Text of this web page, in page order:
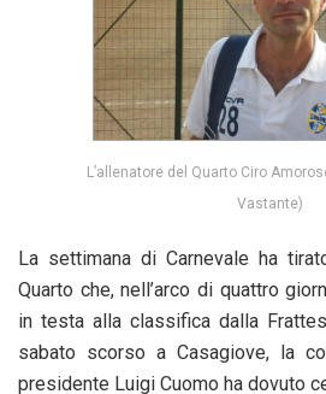
L’allenatore del Quarto Ciro
Vastante)
La settimana di Carnevale ha
Quarto che, nell’arco di quattro
in testa alla classifica dalla
sabato scorso a Casagiove, la
presidente Luigi Cuomo ha dovuto